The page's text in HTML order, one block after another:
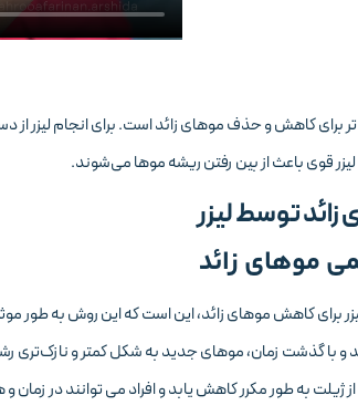
برای کاهش و حذف موهای زائد است. برای انجام لیزر از
قوی باعث از بین رفتن ریشه موها می‌شوند.
توسط لیزر
برای کاهش موهای زائد، این است که این روش به طور
و با گذشت زمان، موهای جدید به شکل کمتر و
از ژیلت به طور مکرر کاهش یابد و افراد می توانند در